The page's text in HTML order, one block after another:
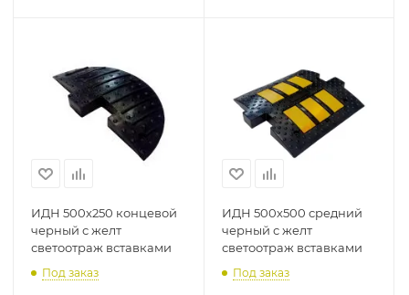
ИДН 500х250 концевой
черный с желт
светоотраж вставками
Под заказ
ИДН 500х500 средний
черный с желт
светоотраж вставками
Под заказ